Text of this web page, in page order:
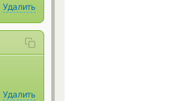
Удалить
Удалить